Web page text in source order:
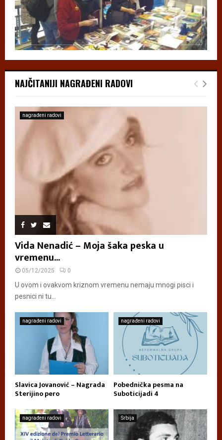
NAJČITANIJI NAGRAĐENI RADOVI
nagrađeni radovi
Vida Nenadić – Moja šaka peska u
vremenu...
05/12/2025 0
U ovom i ovakvom kriznom vremenu nemaju mnogi pisci i
pesnici ni tu...
nagrađeni radovi
Slavica Jovanović – Nagrada
Sterijino pero
nagrađeni radovi
Pobednička pesma na
Suboticijadi 4
nagrađeni radovi Srbija